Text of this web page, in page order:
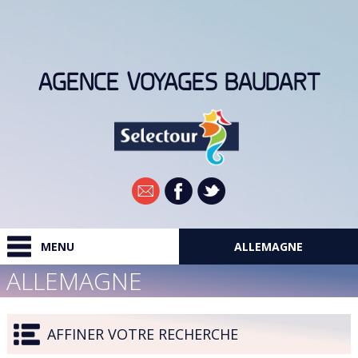
AGENCE VOYAGES BAUDART
Newsletter
MENU ALLEMAGNE
ALLEMAGNE
AFFINER VOTRE RECHERCHE